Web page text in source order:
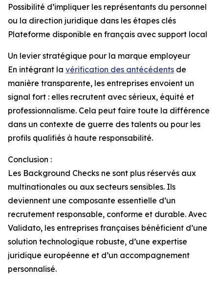
Possibilité d’impliquer les représentants du personnel
ou la direction juridique dans les étapes clés
Plateforme disponible en français avec support local
Un levier stratégique pour la marque employeur
En intégrant la vérification des antécédents de
manière transparente, les entreprises envoient un
signal fort : elles recrutent avec sérieux, équité et
professionnalisme. Cela peut faire toute la différence
dans un contexte de guerre des talents ou pour les
profils qualifiés à haute responsabilité.
Conclusion :
Les Background Checks ne sont plus réservés aux
multinationales ou aux secteurs sensibles. Ils
deviennent une composante essentielle d’un
recrutement responsable, conforme et durable. Avec
Validato, les entreprises françaises bénéficient d’une
solution technologique robuste, d’une expertise
juridique européenne et d’un accompagnement
personnalisé.